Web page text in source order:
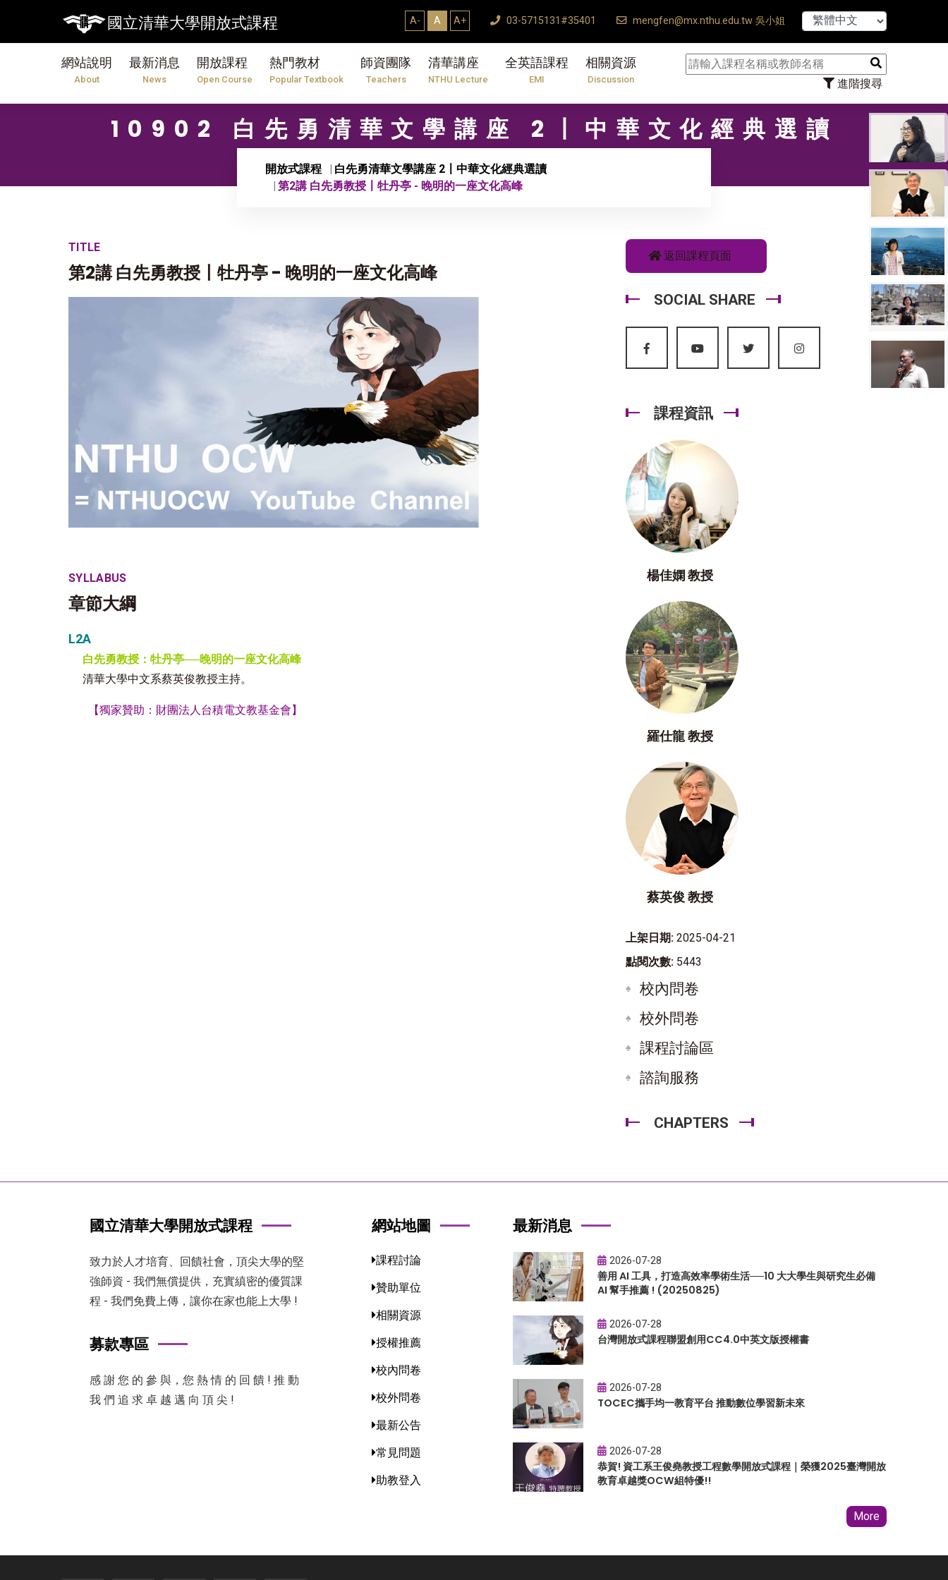
國立清華大學開放式課程 A- A A+ 03-5715131#35401 mengfen@mx.nthu.edu.tw 吳小姐
網站說明
About
最新消息
News
開放課程
Open Course
熱門教材
Popular Textbook
師資團隊
Teachers
清華講座
NTHU Lecture
全英語課程
EMI
相關資源
Discussion 進階搜尋
【7/31】114
10902 白先勇清華文學講座 2〡中華文化經典選讀
開放式課程
白先勇清華文學講座 2〡中華文化經典選讀
第2講 白先勇教授〡牡丹亭 - 晚明的一座文化高峰
TITLE
第2講 白先勇教授〡牡丹亭 - 晚明的一座文化高峰
SYLLABUS
章節大綱
L2A
白先勇教授：牡丹亭──晚明的一座文化高峰
清華大學中文系蔡英俊教授主持。
【獨家贊助： 財團法人台積電文教基金會】
返回課程頁面
SOCIAL SHARE
課程資訊
楊佳嫻 教授
羅仕龍 教授
蔡英俊 教授
上架日期: 2025-04-21
點閱次數: 5443
校內問卷
校外問卷
課程討論區
諮詢服務
CHAPTERS
國立清華大學開放式課程
致力於人才培育、回饋社會，頂尖大學的堅
強師資 - 我們無償提供，充實縝密的優質課
程 - 我們免費上傳，讓你在家也能上大學 !
募款專區
感 謝 您 的 參 與，您 熱 情 的 回 饋 ! 推 動
我 們 追 求 卓 越 邁 向 頂 尖 !
網站地圖
課程討論
贊助單位
相關資源
授權推薦
校內問卷
校外問卷
最新公告
常見問題
助教登入
最新消息
2026-07-28
善用 AI 工具，打造高效率學術生活──10 大大學生與研究生必備
AI 幫手推薦 ! (20250825)
2026-07-28
台灣開放式課程聯盟創用CC4.0中英文版授權書
2026-07-28
TOCEC攜手均一教育平台 推動數位學習新未來
2026-07-28
恭賀! 資工系王俊堯教授工程數學開放式課程｜榮獲2025臺灣開放
教育卓越獎OCW組特優!!
More